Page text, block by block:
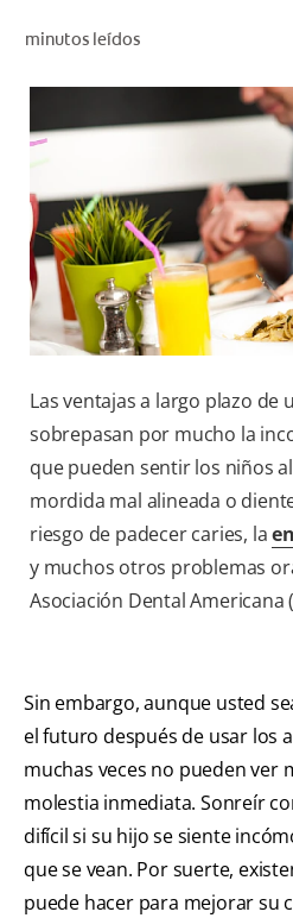
minutos leídos
Las ventajas a largo plazo de
sobrepasan por mucho la
que pueden sentir los niños
mordida mal alineada o
riesgo de padecer caries, la
y muchos otros problemas
Asociación Dental Americana
Sin embargo, aunque usted
el futuro después de usar los
muchas veces no pueden ver
molestia inmediata. Sonreír
difícil si su hijo se siente
que se vean. Por suerte,
puede hacer para mejorar su